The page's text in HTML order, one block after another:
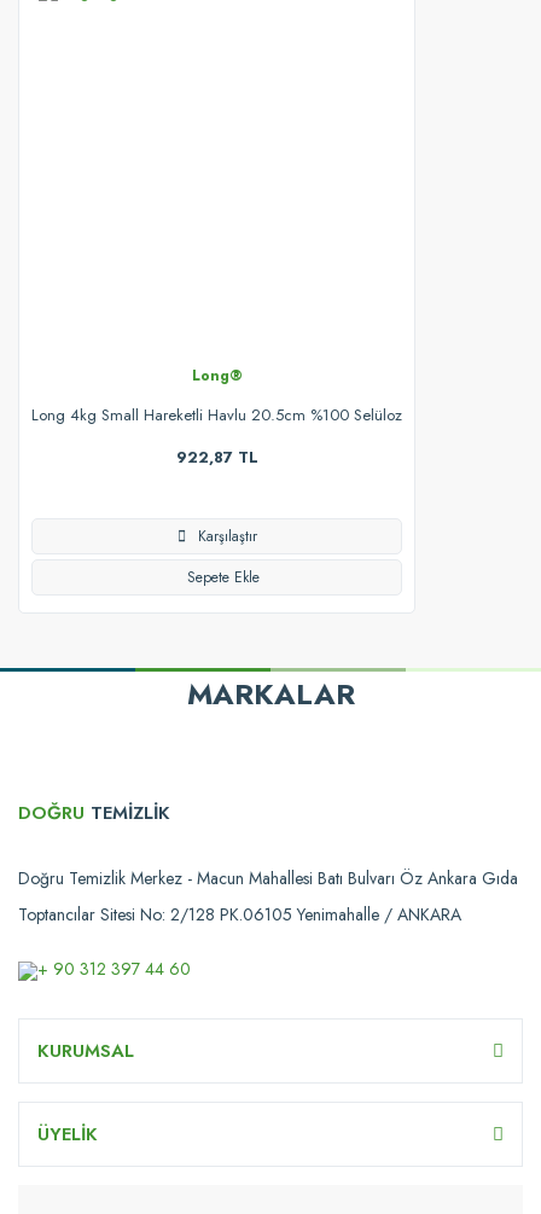
Long®
Long 4kg Small Hareketli Havlu 20.5cm %100 Selüloz
922,87 TL
Karşılaştır
Sepete Ekle
MARKALAR
DOĞRU TEMİZLİK
Doğru Temizlik Merkez - Macun Mahallesi Batı Bulvarı Öz Ankara Gıda
Toptancılar Sitesi No: 2/128 PK.06105 Yenimahalle / ANKARA
+ 90 312 397 44 60
KURUMSAL
ÜYELİK